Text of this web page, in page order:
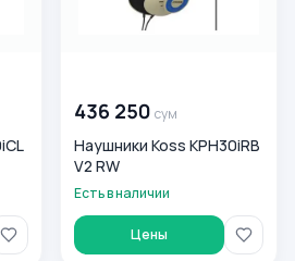
436 250 сум
Наушники Koss KPH30iRB
V2 RW
Есть в наличии
Цены